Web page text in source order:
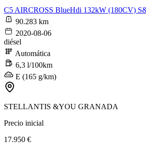
C5 AIRCROSS BlueHdi 132kW (180CV)
90.283 km
2020-08-06
diésel
Automática
6,3 l/100km
E (165 g/km)
STELLANTIS &YOU GRANADA
Precio inicial
17.950 €